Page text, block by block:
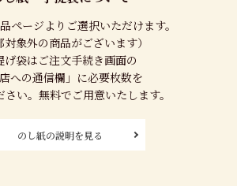
ページよりご選択いただけます。
対象外の商品がございます）
げ袋はご注文手続き画面の
店への通信欄」に必要枚数を
さい。無料でご用意いたします。
のし紙の説明を見る